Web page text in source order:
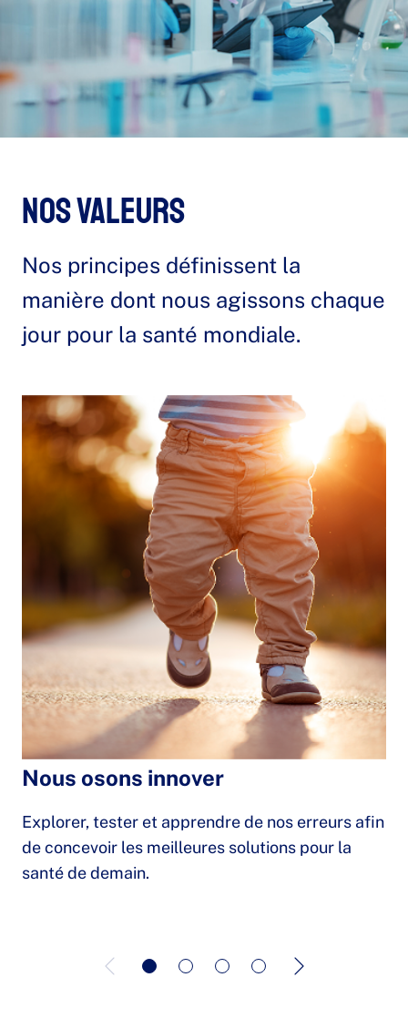
Nos valeurs
Nos principes définissent la
manière dont nous agissons chaque
jour pour la santé mondiale.
Nous osons innover
Explorer, tester et apprendre de nos erreurs afin
de concevoir les meilleures solutions pour la
santé de demain.